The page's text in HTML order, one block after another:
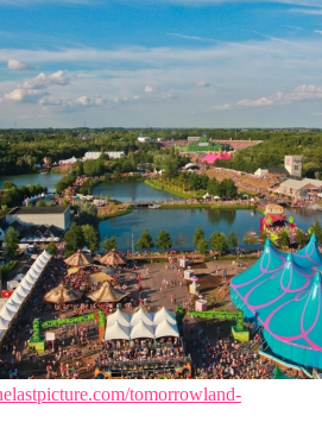
tomorrowland-